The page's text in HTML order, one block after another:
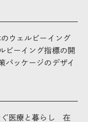
ウェルビーイング
ビーイング指標の開
パッケージのデザイ
ぐ医療と暮らし 在